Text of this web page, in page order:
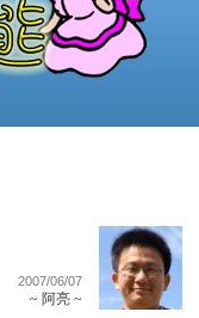
2007/06/07
~ 阿亮 ~